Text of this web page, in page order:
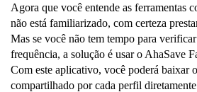
Agora que você entende as ferramentas
não está familiarizado, com certeza
Mas se você não tem tempo para
frequência, a solução é usar o AhaSave
Com este aplicativo, você poderá baixar
compartilhado por cada perfil